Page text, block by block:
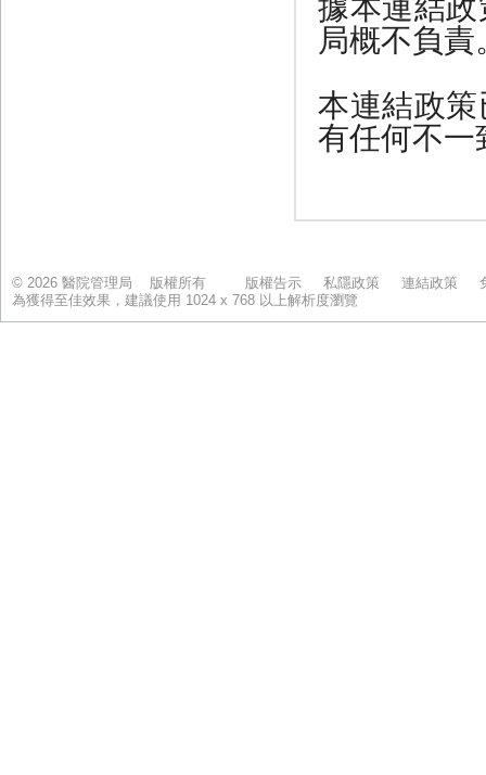
© 2026 醫院管理局 版權所有 版權告示 私隱政策 連結政策
為獲得至佳效果，建議使用 1024 x 768 以上解析度瀏覽